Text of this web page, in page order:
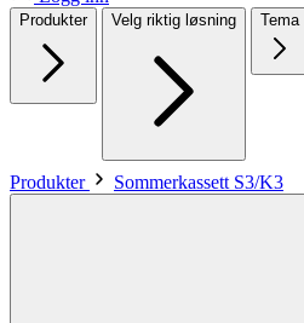
Produkter Velg riktig løsning Tema
Produkter Sommerkassett S3/K3